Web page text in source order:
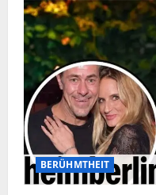
BERÜHMTHEIT